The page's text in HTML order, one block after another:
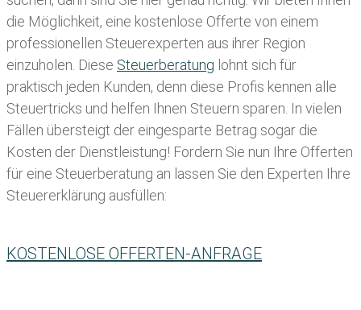
die Möglichkeit, eine kostenlose Offerte von einem
professionellen Steuerexperten aus ihrer Region
einzuholen. Diese Steuerberatung lohnt sich für
praktisch jeden Kunden, denn diese Profis kennen alle
Steuertricks und helfen Ihnen Steuern sparen. In vielen
Fällen übersteigt der eingesparte Betrag sogar die
Kosten der Dienstleistung! Fordern Sie nun Ihre Offerten
für eine Steuerberatung an lassen Sie den Experten Ihre
Steuererklärung ausfüllen:
KOSTENLOSE OFFERTEN-ANFRAGE